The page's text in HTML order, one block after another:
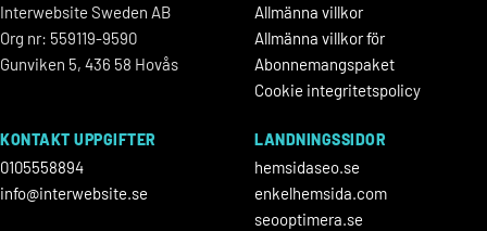
Interwebsite Sweden AB
Org nr: 559119-9590
Gunviken 5, 436 58 Hovås
Allmänna villkor
Allmänna villkor för
Abonnemangspaket
Cookie integritetspolicy
KONTAKT UPPGIFTER
0105558894
info@interwebsite.se
LANDNINGSSIDOR
hemsidaseo.se
enkelhemsida.com
seooptimera.se